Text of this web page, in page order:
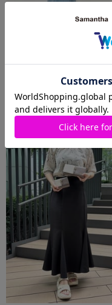
2026.08.08
Samantha Thavasa